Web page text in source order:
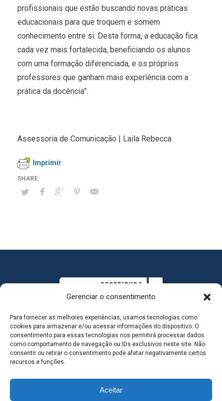
Gerenciar o consentimento
Para fornecer as melhores experiências, usamos tecnologias como
cookies para armazenar e/ou acessar informações do dispositivo. O
consentimento para essas tecnologias nos permitirá processar dados
como comportamento de navegação ou IDs exclusivos neste site. Não
consentir ou retirar o consentimento pode afetar negativamente certos
recursos e funções.
Aceitar
profissionais que estão buscando novas práticas
educacionais para que troquem e somem
conhecimento entre si. Desta forma, a educação fica
cada vez mais fortalecida, beneficiando os alunos
com uma formação diferenciada, e os próprios
professores que ganham mais experiência com a
prática da docência”.
Assessoria de Comunicação | Laila Rebecca
Imprimir
MAPA DO SITE